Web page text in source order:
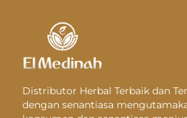
Distributor Herbal Terbaik dan
dengan senantiasa